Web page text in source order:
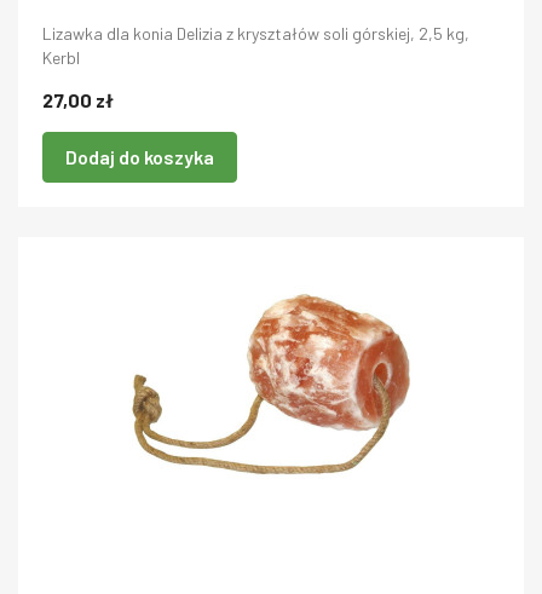
Lizawka dla konia Delizia z kryształów soli górskiej, 2,5 kg,
Kerbl
27,00 zł
Dodaj do koszyka